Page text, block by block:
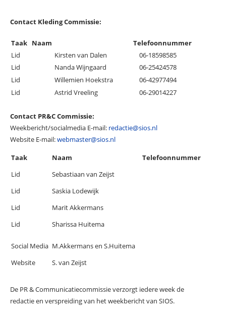
Contact Kleding Commissie:
Taak Naam
Telefoonnummer
Lid
Kirsten van Dalen
06-18598585
Lid
Nanda Wijngaard
06-25424578
Lid
Willemien Hoekstra
06-42977494
Lid
Astrid Vreeling 06-29014227
Contact PR&C Commissie:
Weekbericht/socialmedia E-mail: redactie@sios.nl
Website E-mail:webmaster@sios.nl
Taak
Naam
Telefoonnummer
Lid
Sebastiaan van Zeijst
Lid
Saskia Lodewijk
Lid
Marit Akkermans
Lid
Sharissa Huitema
Social Media M.Akkermans en S.Huitema
Website
S. van Zeijst
De PR & Communicatiecommissie verzorgt iedere week de
redactie en verspreiding van het weekbericht van SIOS.